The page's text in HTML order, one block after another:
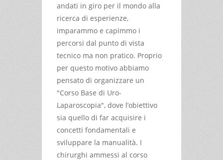
andati in giro per il mondo alla
ricerca di esperienze,
imparammo e capimmo i
percorsi dal punto di vista
tecnico ma non pratico. Proprio
per questo motivo abbiamo
pensato di organizzare un
"Corso Base di Uro-
Laparoscopia", dove l’obiettivo
sia quello di far acquisire i
concetti fondamentali e
sviluppare la manualità. I
chirurghi ammessi al corso